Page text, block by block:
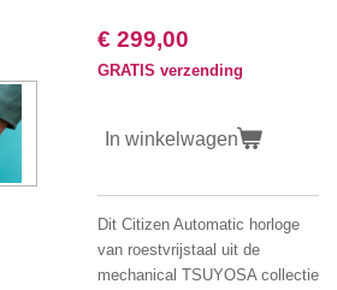
€ 299,00
GRATIS verzending
In winkelwagen
Dit Citizen Automatic horloge
van roestvrijstaal uit de
mechanical TSUYOSA collectie